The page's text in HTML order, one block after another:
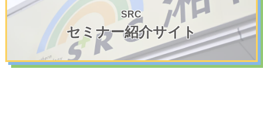
SRC
セミナー紹介サイト